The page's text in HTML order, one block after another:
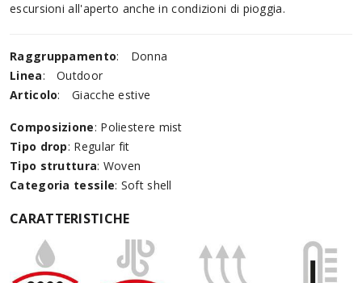
escursioni all'aperto anche in condizioni di pioggia.
Raggruppamento:
Donna
Linea:
Outdoor
Articolo: Giacche estive
Composizione: Poliestere mist
Tipo drop: Regular fit
Tipo struttura: Woven
Categoria tessile: Soft shell
CARATTERISTICHE